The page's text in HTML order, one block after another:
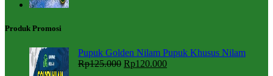
Produk Promosi
Pupuk Golden Nilam Pupuk Khusus Nilam
Rp125.000 Rp120.000